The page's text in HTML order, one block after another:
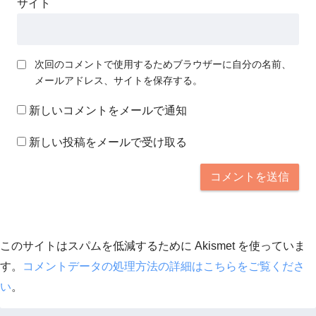
サイト
次回のコメントで使用するためブラウザーに自分の名前、
メールアドレス、サイトを保存する。
新しいコメントをメールで通知
新しい投稿をメールで受け取る
このサイトはスパムを低減するために Akismet を使っていま
す。
コメントデータの処理方法の詳細はこちらをご覧くださ
い。